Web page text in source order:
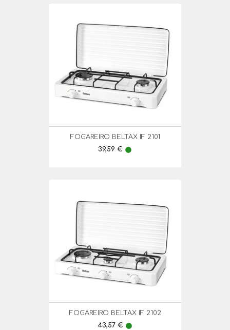
FOGAREIRO BELTAX IF 2101
Preço
39,59 € lens
FOGAREIRO BELTAX IF 2102
Preço
43,57 € lens